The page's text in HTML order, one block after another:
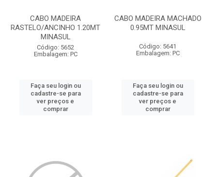
CABO MADEIRA
RASTELO/ANCINHO 1.20MT
MINASUL
Código: 5652
Embalagem: PC
Faça seu login ou
cadastre-se para
ver preços e
comprar
CABO MADEIRA MACHADO
0.95MT MINASUL
Código: 5641
Embalagem: PC
Faça seu login ou
cadastre-se para
ver preços e
comprar